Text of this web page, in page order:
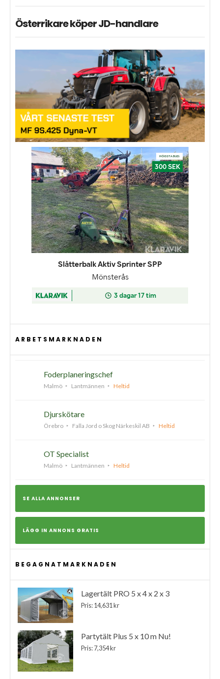
Österrikare köper JD-handlare
ARBETSMARKNADEN
Foderplaneringschef
Malmö Lantmännen Heltid
Djurskötare
Örebro Falla Jord o Skog Närkeskil AB Heltid
OT Specialist
Malmö Lantmännen Heltid
SE ALLA ANNONSER
LÄGG IN ANNONS GRATIS
BEGAGNATMARKNADEN
Lagertält PRO 5 x 4 x 2 x 3
Pris: 14,631 kr
Partytält Plus 5 x 10 m Nu!
Pris: 7,354 kr